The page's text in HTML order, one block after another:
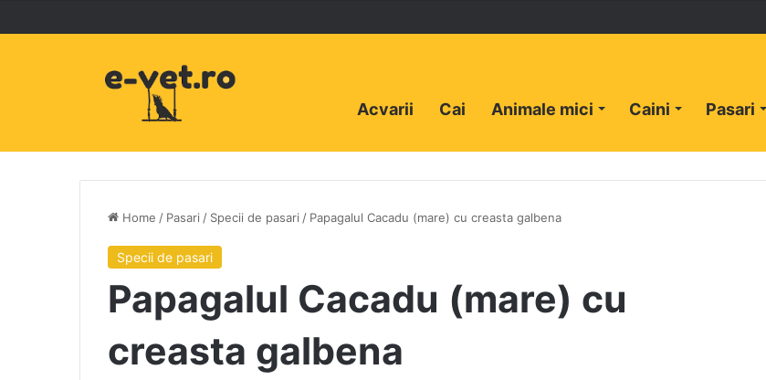
Acvarii Cai Animale mici Caini Pasari
Home / Pasari / Specii de pasari / Papagalul Cacadu (mare) cu creasta galbena
Specii de pasari
Papagalul Cacadu (mare) cu
creasta galbena